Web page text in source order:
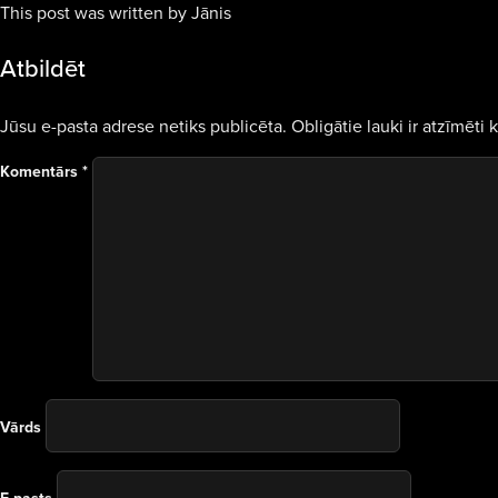
This post was written by Jānis
Atbildēt
Jūsu e-pasta adrese netiks publicēta. Obligātie lauki ir atzīmēti
Komentārs*
Vārds